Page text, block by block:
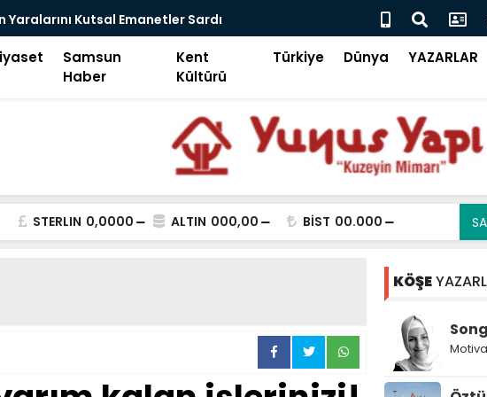
Yaralarını Kutsal Emanetler Sardı Motivasyonda Dijital
Samsun
Haber
Kent
Kültürü
Türkiye Dünya YAZARLAR
STERLIN 0,0000 ALTIN 000,00 BİST 00.000
KÖŞE